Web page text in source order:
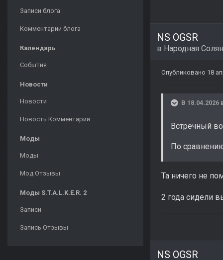
Записи блога
Комментарии блога
Календарь
События
Новости
Новости
Новость Комментарии
Моды
Моды
Мод Отзывы
Моды S.T.A.L.K.E.R. 2
Записи
Запись Отзывы
NS OGSR
в Народная
Опубликовано 18
В 18.04.2026
Встречный
По
Та ничего не
2 года сидели
NS OGSR